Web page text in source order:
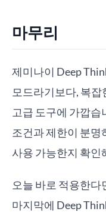
마무리
제미나이 Deep
모드라기보다, 복잡
고급 도구에 가깝습
조건과 제한이 분명
사용 가능한지 확인
오늘 바로 적용한다
마지막에 Deep